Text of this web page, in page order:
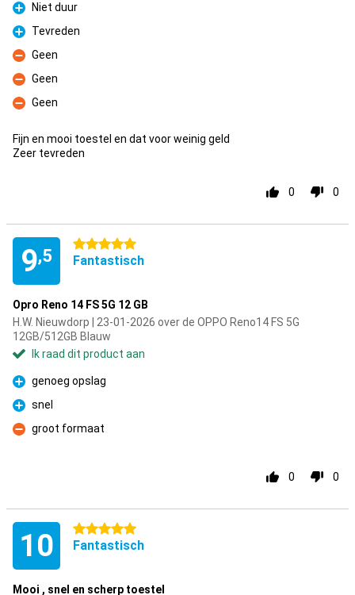
Pluspunt
Niet duur
Pluspunt
Tevreden
Minpunt
Geen
Minpunt
Geen
Minpunt
Geen
Fijn en mooi toestel en dat voor weinig geld
Zeer tevreden
0 0
9,5
5 sterren
Fantastisch
Opro Reno 14 FS 5G 12 GB
H.W. Nieuwdorp | 23-01-2026 over de OPPO Reno14 FS 5G
12GB/512GB Blauw
Ik raad dit product aan
Pluspunt
genoeg opslag
Pluspunt
snel
Minpunt
groot formaat
0 0
10 5 sterren
Fantastisch
Mooi , snel en scherp toestel